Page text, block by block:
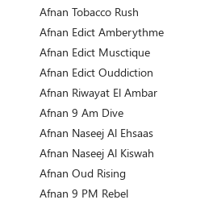
Afnan Tobacco Rush
Afnan Edict Amberythme
Afnan Edict Musctique
Afnan Edict Ouddiction
Afnan Riwayat El Ambar
Afnan 9 Am Dive
Afnan Naseej Al Ehsaas
Afnan Naseej Al Kiswah
Afnan Oud Rising
Afnan 9 PM Rebel